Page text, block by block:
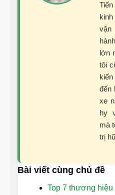
lớn
tôi
đến
xe
hy
mà
trị
Bài viết cùng chủ đề
Top 7 thương hiệu